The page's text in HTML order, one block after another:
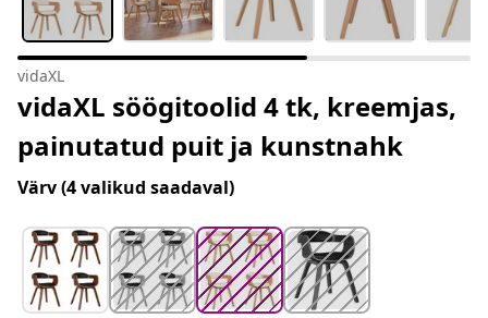
vidaXL
vidaXL söögitoolid 4 tk, kreemjas,
painutatud puit ja kunstnahk
Värv(4 valikud saadaval)